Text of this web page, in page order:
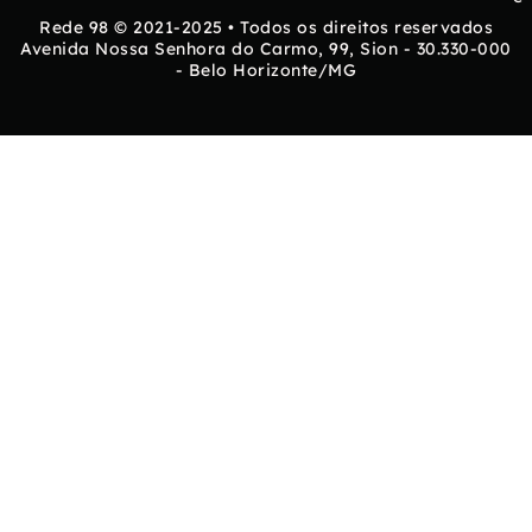
Rede 98 © 2021-2025 • Todos os direitos reservados
Avenida Nossa Senhora do Carmo, 99, Sion - 30.330-000
- Belo Horizonte/MG